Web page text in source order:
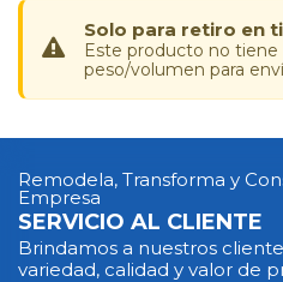
Solo para retiro en
Este producto no
peso/volumen para
Remodela, Transforma y
Empresa
SERVICIO AL CLIENTE
Brindamos a nuestros
variedad, calidad y valor de